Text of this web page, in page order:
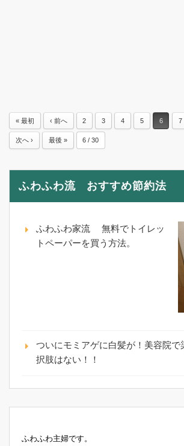
« 最初 ‹ 前へ 2 3 4 5 6 7
次へ › 最後 » 6 / 30
ふわふわ流 おすすめ節約法
ふわふわ家流 無料でトイレッ
トペーパーを買う方法。
ついにモミアゲに白髪が！美容院で
択肢はない！！
ふわふわ主婦です。